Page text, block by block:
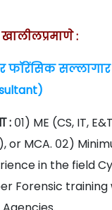
:
फॉरेंसिक सल्लागार
: ०१) ME (CS, IT,
or MCA. ०२)
in the field
Forensic training